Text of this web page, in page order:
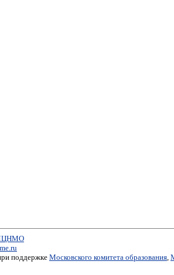
поддержке Московского комитета образования,